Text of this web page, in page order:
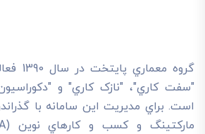
گروه
"سفت کاري"، "نازک کاري" و
است. براي مديريت اين سامانه با